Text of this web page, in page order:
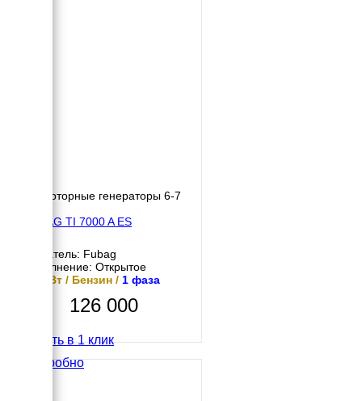
Инверторные генераторы 6-7
FUBAG TI 7000 A ES
Двигатель: Fubag
Исполнение: Открытое
6.5 кВт / Бензин / 1 фаза
126 000
Купить в 1 клик
Подробно